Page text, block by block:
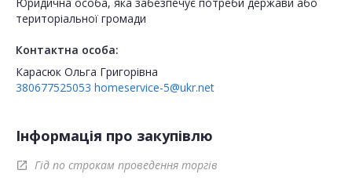
територіальної громади
Контактна особа:
Карасюк Ольга Григорівна
380677525053 homeservice-5@ukr.net
Інформація про закупівлю
open_in_new Гід по строкам проведення торгів